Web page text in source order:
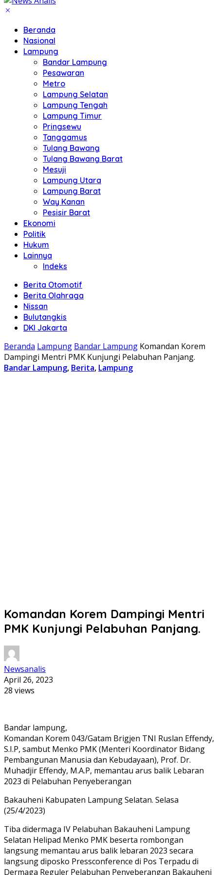
Beranda
Nasional
Lampung
Bandar Lampung
Pesawaran
Metro
Lampung Selatan
Lampung Tengah
Lampung Timur
Pringsewu
Tanggamus
Tulang Bawang
Tulang Bawang Barat
Mesuji
Lampung Utara
Lampung Barat
Way Kanan
Pesisir Barat
Ekonomi
Politik
Hukum
Lainnya
Indeks
Berita Otomotif
Berita Olahraga
Nissan
Bulutangkis
DKI Jakarta
Beranda Lampung Bandar Lampung Komandan Korem
Dampingi Mentri PMK Kunjungi Pelabuhan Panjang.
Bandar Lampung, Berita, Lampung
Komandan Korem Dampingi Mentri
PMK Kunjungi Pelabuhan Panjang.
Newsanalis
April 26, 2023
28 views
Bandar lampung,
Komandan Korem 043/Gatam Brigjen TNI Ruslan Effendy,
S.I.P, sambut Menko PMK (Menteri Koordinator Bidang
Pembangunan Manusia dan Kebudayaan), Prof. Dr.
Muhadjir Effendy, M.A.P, memantau arus balik Lebaran
2023 di Pelabuhan Penyeberangan
Bakauheni Kabupaten Lampung Selatan. Selasa
(25/4/2023)
Tiba didermaga IV Pelabuhan Bakauheni Lampung
Selatan Helipad Menko PMK beserta rombongan
langsung memantau arus balik lebaran 2023 secara
langsung diposko Pressconference di Pos Terpadu di
Dermaga Reguler Pelabuhan Penyeberangan Bakauheni